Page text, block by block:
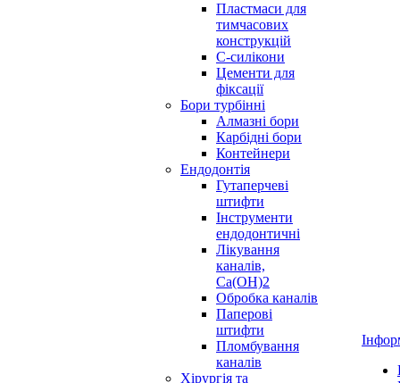
Пластмаси для
тимчасових
конструкцій
С-силікони
Цементи для
фіксації
Бори турбінні
Алмазні бори
Карбідні бори
Контейнери
Ендодонтія
Гутаперчеві
штифти
Інструменти
ендодонтичні
Лікування
каналів,
Ca(OH)2
Обробка каналів
Паперові
штифти
Пломбування
каналів
Хірургія та